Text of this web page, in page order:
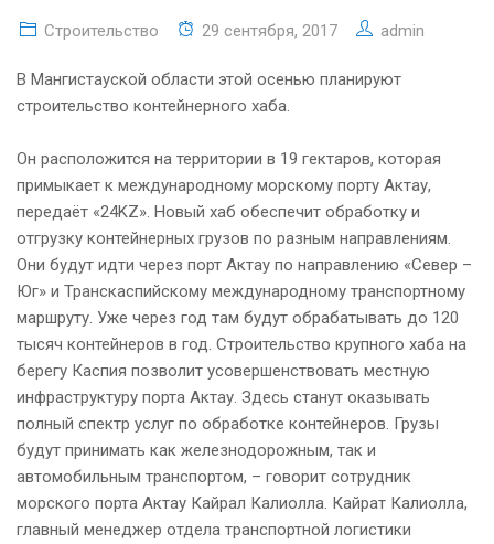
Строительство 29 сентября, 2017 admin
В Мангистауской области этой осенью планируют
строительство контейнерного хаба.
Он расположится на территории в 19 гектаров, которая
примыкает к международному морскому порту Актау,
передаёт «24KZ». Новый хаб обеспечит обработку и
отгрузку контейнерных грузов по разным направлениям.
Они будут идти через порт Актау по направлению «Север –
Юг» и Транскаспийскому международному транспортному
маршруту. Уже через год там будут обрабатывать до 120
тысяч контейнеров в год. Строительство крупного хаба на
берегу Каспия позволит усовершенствовать местную
инфраструктуру порта Актау. Здесь станут оказывать
полный спектр услуг по обработке контейнеров. Грузы
будут принимать как железнодорожным, так и
автомобильным транспортом, – говорит сотрудник
морского порта Актау Кайрал Калиолла. Кайрат Калиолла,
главный менеджер отдела транспортной логистики